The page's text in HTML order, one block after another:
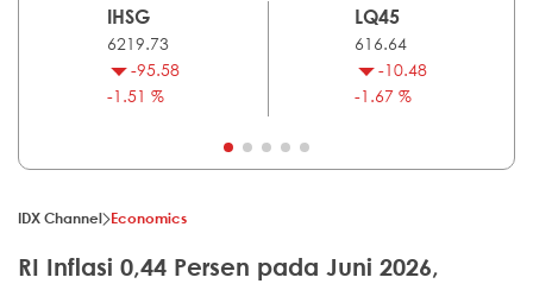
IHSG
6219.73
-95.58
-1.51 %
LQ45
616.64
-10.48
-1.67 %
IDX Channel Economics
RI Inflasi 0,44 Persen pada Juni 2026,